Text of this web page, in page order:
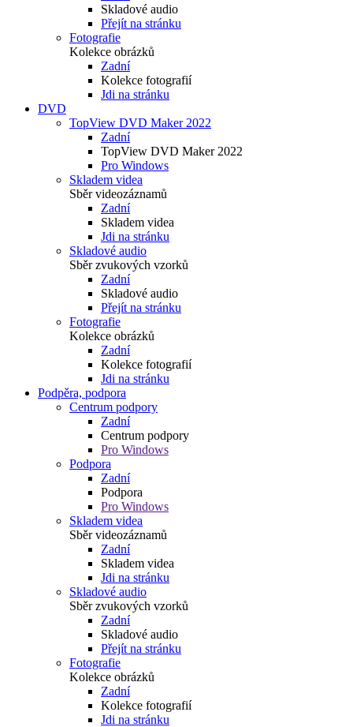
Skladové audio
Přejít na stránku
Fotografie
Kolekce obrázků
Zadní
Kolekce fotografií
Jdi na stránku
DVD
TopView DVD Maker 2022
Zadní
TopView DVD Maker 2022
Pro Windows
Skladem videa
Sběr videozáznamů
Zadní
Skladem videa
Jdi na stránku
Skladové audio
Sběr zvukových vzorků
Zadní
Skladové audio
Přejít na stránku
Fotografie
Kolekce obrázků
Zadní
Kolekce fotografií
Jdi na stránku
Podpěra, podpora
Centrum podpory
Zadní
Centrum podpory
Pro Windows
Podpora
Zadní
Podpora
Pro Windows
Skladem videa
Sběr videozáznamů
Zadní
Skladem videa
Jdi na stránku
Skladové audio
Sběr zvukových vzorků
Zadní
Skladové audio
Přejít na stránku
Fotografie
Kolekce obrázků
Zadní
Kolekce fotografií
Jdi na stránku